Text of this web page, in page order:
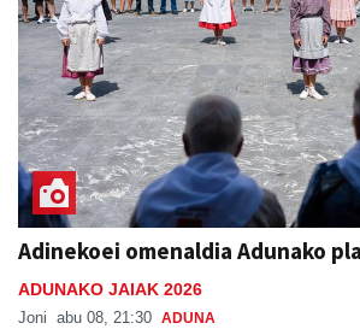
Adinekoei omenaldia Adunako
ADUNAKO JAIAK 2026
Joni abu 08, 21:30 ADUNA